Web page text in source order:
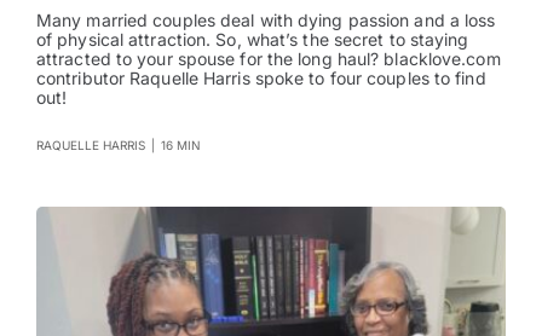
Many married couples deal with dying passion and a loss
of physical attraction. So, what’s the secret to staying
attracted to your spouse for the long haul? blacklove.com
contributor Raquelle Harris spoke to four couples to find
out!
RAQUELLE HARRIS 16 MIN